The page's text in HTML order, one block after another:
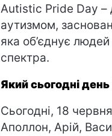
Autistic Pride Day –
аутизмом,
яка об’єднує
спектра.
Який сьогодні
Сьогодні, 18
Аполлон, Арій,